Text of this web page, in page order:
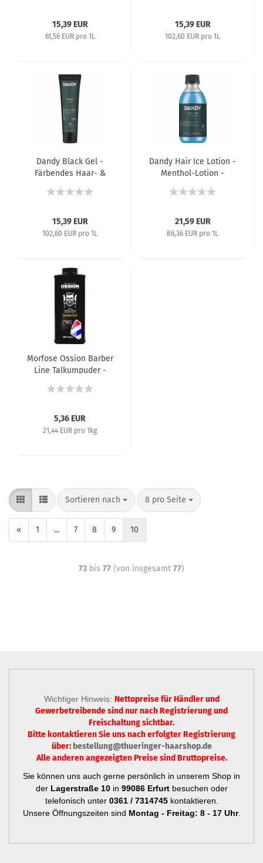
15,39 EUR
61,56 EUR pro 1L
15,39 EUR
102,60 EUR pro 1L
Dandy Black Gel -
Färbendes Haar- &
150 ml
15,39 EUR
102,60 EUR pro 1L
Dandy Hair Ice Lotion -
Menthol-Lotion -
21,59 EUR
86,36 EUR pro 1L
Morfose Ossion Barber
Line Talkumpuder -
Talk - 250 g
5,36 EUR
21,44 EUR pro 1kg
Sortieren nach 8 pro Seite
« 1 ... 7 8 9 10
73 bis 77 (von insgesamt 77)
Wichtiger Hinweis: Nettopreise für Händler und
Gewerbetreibende sind nurnach Registrierungund
Freischaltung sichtbar.
Bitte kontaktieren Sie uns nach erfolgter Registrierung
über: bestellung@thueringer-haarshop.de
Alle anderen angezeigten Preise sind Bruttopreise.
Sie können uns auch gerne persönlich in unserem Shop in
der Lagerstraße 10in 99086 Erfurtbesuchen oder
telefonisch unter 0361 / 7314745kontaktieren.
Unsere Öffnungszeiten sind Montag - Freitag: 8 - 17 Uhr.